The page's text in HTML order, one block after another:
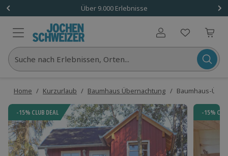
Über 9.000 Erlebnisse
Benutzerkonto
Suche nach Erlebnissen, Orten...
Home / Kurzurlaub / Baumhaus Übernachtung / Baumhaus-
-15% CLUB DEAL -15%